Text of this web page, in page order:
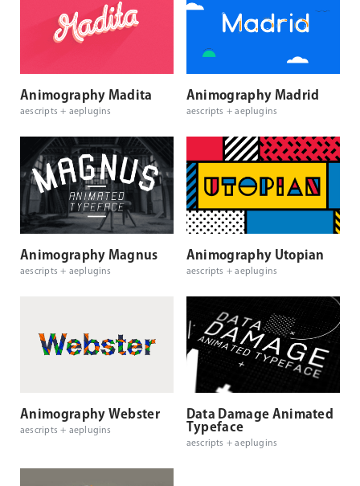
Animography Madita
aescripts + aeplugins
Animography Madrid
aescripts + aeplugins
Animography Magnus
aescripts + aeplugins
Animography Utopian
aescripts + aeplugins
Animography Webster
aescripts + aeplugins
Data Damage Animated
Typeface
aescripts + aeplugins